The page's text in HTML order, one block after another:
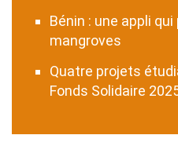
Bénin : une appli
mangroves
Quatre projets
Fonds Solidaire